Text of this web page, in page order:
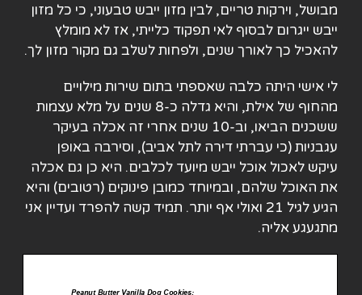
מבושל, וירקות טריים, לבין מזון ייבש טבעוני, כי כל מזון
ייבש ייגרום לבסוף לאי תפקוד כלייתי, אז לא מומלץ
להאכיל כך לאורך שנים, ולפחות לשלב גם מקור מזון לך.
לי אישי היתה כלבה שאספתי בתום שירות מילויים
מהחוף של אילת, והיא גדלה כ-8 שנים על מלא עצמות
ששכנים הביאו, וב-10 שנים אחרי זה אכלה בעיקר
עגבניות (כי עברתי דירה לתל אביב), וסירבה באופן
עיקש לאכול אוכל ייבש מיועד לכלבים. היא כן גם אכלה
את האוכל שלהם, ובמיוחד כמובן פינוקים (רטובים) והיא
הגיע לגיל 21 ואולי אף יותר. תמיד קשה להפרד ועדיין אני
מתגעגע אליה.